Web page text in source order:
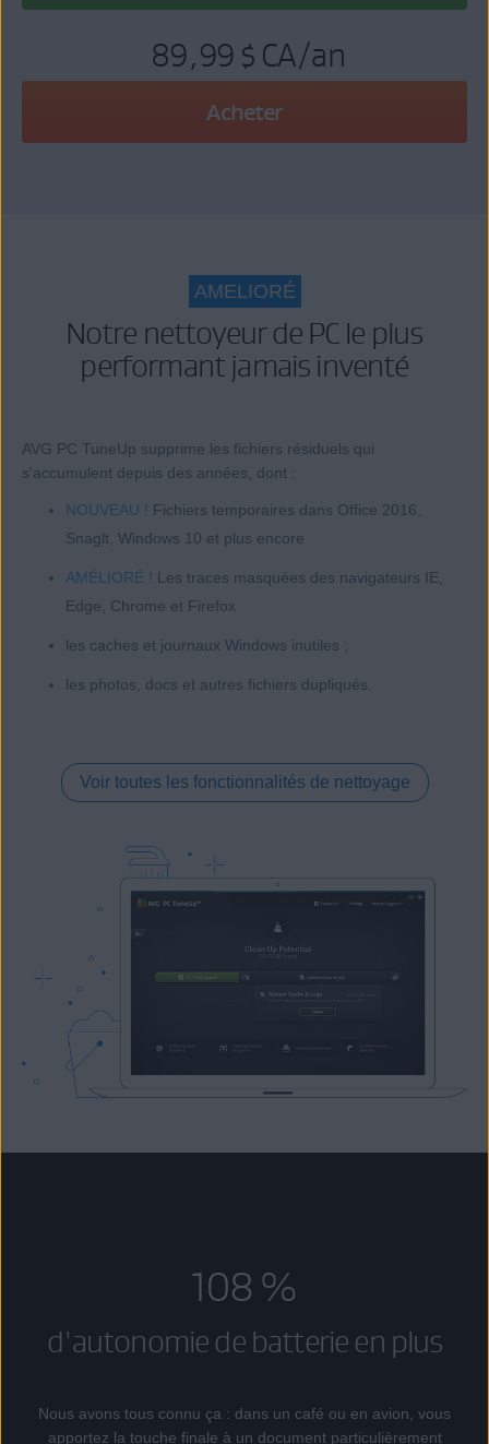
89,99 $ CA/an
Acheter
AMELIORÉ
Notre nettoyeur de PC le plus
performant jamais inventé
AVG PC TuneUp supprime les fichiers résiduels qui
s'accumulent depuis des années, dont :
NOUVEAU ! Fichiers temporaires dans Office 2016,
Snaglt, Windows 10 et plus encore
AMÉLIORÉ ! Les traces masquées des navigateurs IE,
Edge, Chrome et Firefox
les caches et journaux Windows inutiles ;
les photos, docs et autres fichiers dupliqués.
Voir toutes les fonctionnalités de nettoyage
108 %
d'autonomie de batterie en plus
Nous avons tous connu ça : dans un café ou en avion, vous
apportez la touche finale à un document particulièrement